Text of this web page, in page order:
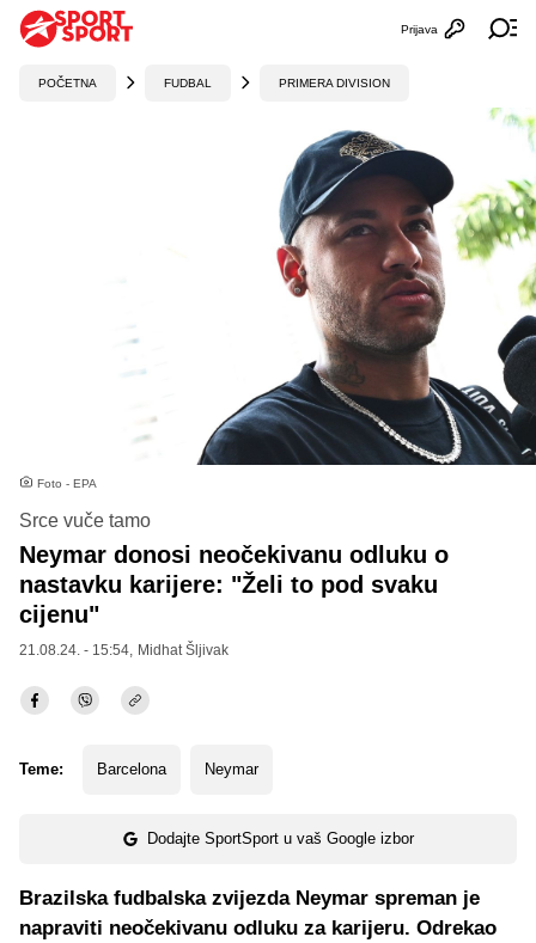
Otvori
Prijava
POČETNA FUDBAL PRIMERA DIVISION
Foto - EPA
Srce vuče tamo
Neymar donosi neočekivanu odluku o
nastavku karijere: "Želi to pod svaku
cijenu"
21.08.24. - 15:54, Midhat Šljivak
Teme: Barcelona Neymar
Dodajte SportSport u vaš Google izbor
Brazilska fudbalska zvijezda Neymar spreman je
napraviti neočekivanu odluku za karijeru. Odrekao